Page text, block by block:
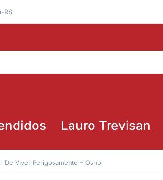
RS
Lauro Trevisan
De Viver Perigosamente – Osho